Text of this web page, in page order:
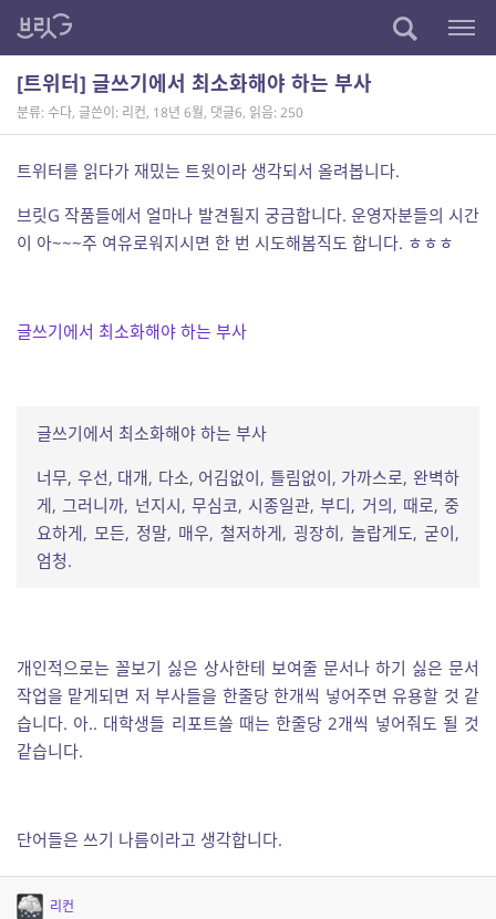
[트위터] 글쓰기에서 최소화해야 하는 부사
분류: 수다, 글쓴이: 리컨, 18년 6월, 댓글6, 읽음: 250
트위터를 읽다가 재밌는 트윗이라 생각되서 올려봅니다.
브릿G 작품들에서 얼마나 발견될지 궁금합니다. 운영자분들의 시간
이 아~~~주 여유로워지시면 한 번 시도해봄직도 합니다. ㅎㅎㅎ
글쓰기에서 최소화해야 하는 부사
글쓰기에서 최소화해야 하는 부사
너무, 우선, 대개, 다소, 어김없이, 틀림없이, 가까스로, 완벽하
게, 그러니까, 넌지시, 무심코, 시종일관, 부디, 거의, 때로, 중
요하게, 모든, 정말, 매우, 철저하게, 굉장히, 놀랍게도, 굳이,
엄청.
개인적으로는 꼴보기 싫은 상사한테 보여줄 문서나 하기 싫은 문서
작업을 맡게되면 저 부사들을 한줄당 한개씩 넣어주면 유용할 것 같
습니다. 아.. 대학생들 리포트쓸 때는 한줄당 2개씩 넣어줘도 될 것
같습니다.
단어들은 쓰기 나름이라고 생각합니다.
리컨